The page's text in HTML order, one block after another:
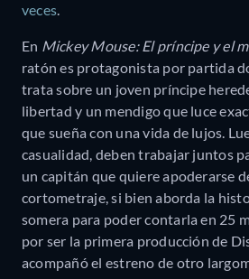
veces.
En Mickey Mouse: El príncipe y el
ratón es protagonista por partida
trata sobre un joven príncipe
libertad y un mendigo que luce
que sueña con una vida de lujos.
casualidad, deben trabajar juntos
un capitán que quiere apoderarse
cortometraje, si bien aborda la
somera para poder contarla en 25
por ser la primera producción de
acompañó el estreno de otro